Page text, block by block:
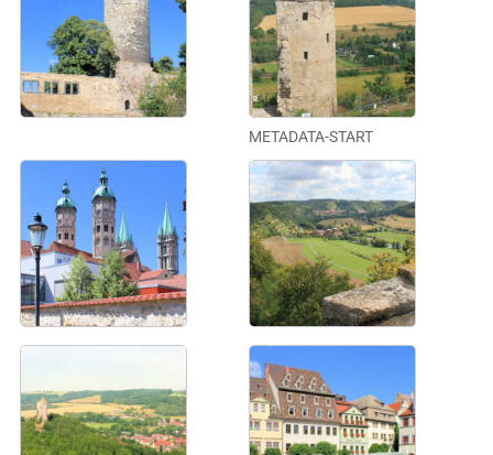
METADATA-START